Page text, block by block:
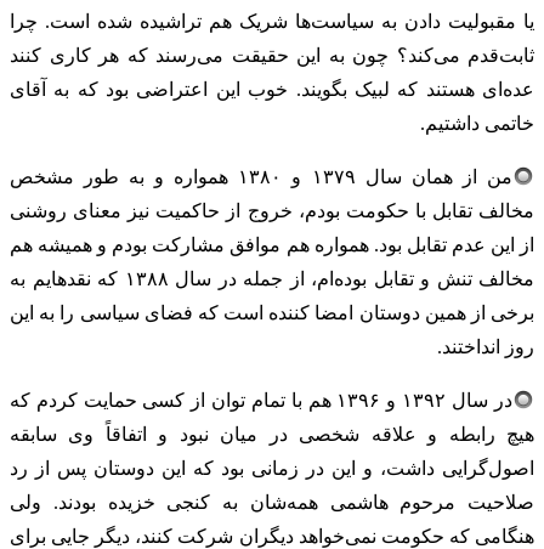
یا مقبولیت دادن به سیاست‌ها شریک هم تراشیده شده است. چرا
ثابت‌قدم می‌کند؟ چون به این حقیقت می‌رسند که هر کاری کنند
عده‌ای هستند که لبیک بگویند. خوب این اعتراضی بود که به آقای
خاتمی داشتیم.
من از همان سال ۱۳۷۹ و ۱۳۸۰ همواره و به طور مشخص
مخالف تقابل با حکومت بودم، خروج از حاکمیت نیز معنای روشنی
از این عدم تقابل بود. همواره هم موافق مشارکت بودم و همیشه هم
مخالف تنش و تقابل بوده‌ام، از جمله در سال ۱۳۸۸ که نقدهایم به
برخی از همین دوستان امضا کننده است که فضای سیاسی را به این
روز انداختند.
در سال ۱۳۹۲ و ۱۳۹۶ هم با تمام توان از کسی حمایت کردم که
هیچ رابطه و علاقه شخصی در میان نبود و اتفاقاً وی سابقه
اصول‌گرایی داشت، و این در زمانی بود که این دوستان پس از رد
صلاحیت مرحوم هاشمی همه‌شان به کنجی خزیده بودند. ولی
هنگامی که حکومت نمی‌خواهد دیگران شرکت کنند، دیگر جایی برای